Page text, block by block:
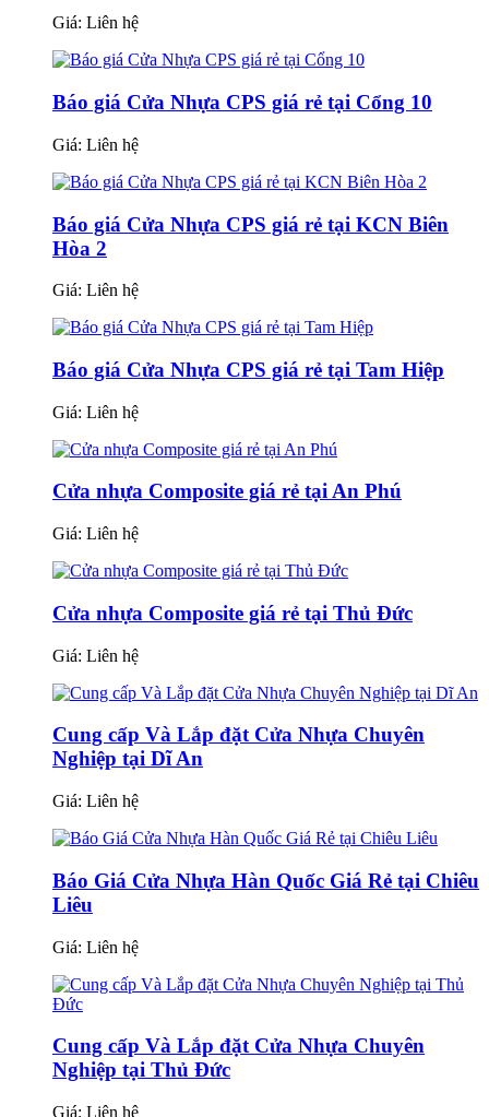
Giá: Liên hệ
Báo giá Cửa Nhựa CPS giá rẻ tại Cổng 10
Giá: Liên hệ
Báo giá Cửa Nhựa CPS giá rẻ tại KCN Biên
Hòa 2
Giá: Liên hệ
Báo giá Cửa Nhựa CPS giá rẻ tại Tam Hiệp
Giá: Liên hệ
Cửa nhựa Composite giá rẻ tại An Phú
Giá: Liên hệ
Cửa nhựa Composite giá rẻ tại Thủ Đức
Giá: Liên hệ
Cung cấp Và Lắp đặt Cửa Nhựa Chuyên
Nghiệp tại Dĩ An
Giá: Liên hệ
Báo Giá Cửa Nhựa Hàn Quốc Giá Rẻ tại Chiêu
Liêu
Giá: Liên hệ
Cung cấp Và Lắp đặt Cửa Nhựa Chuyên
Nghiệp tại Thủ Đức
Giá: Liên hệ